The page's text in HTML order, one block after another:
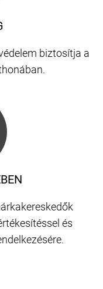
és
biztosítja a